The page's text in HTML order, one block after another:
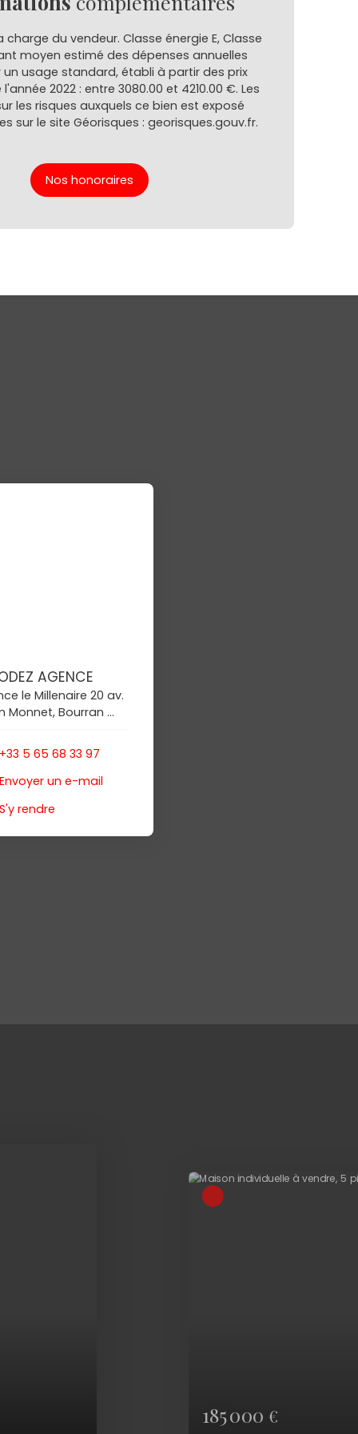
charge du vendeur. Classe énergie E, Classe
moyen estimé des dépenses annuelles
un usage standard, établi à partir des prix
2022 : entre 3080.00 et 4210.00 €. Les
les risques auxquels ce bien est exposé
sur le site Géorisques : georisques.gouv.fr.
Nos honoraires
AGENCE
le Millenaire 20 av.
Monnet, Bourran
+33 5 65 68 33 97
Envoyer un e-mail
S'y rendre